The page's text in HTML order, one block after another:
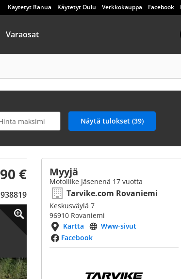
Käytetyt Ranua Käytetyt Oulu Verkkokauppa Facebook
Varaosat
€ Myyjä
Motoliike Jäsenenä 17 vuotta
Tarvike.com Rovaniemi
Keskusväylä 7
96910 Rovaniemi
Kartta
Www-sivut
Facebook